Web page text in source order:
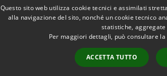
Questo sito web utilizza cookie tecnici e assimilati
alla navigazione del sito, nonché un cookie tecnico
statistiche,
Per maggiori dettagli, può consultare
ACCETTA TUTTO